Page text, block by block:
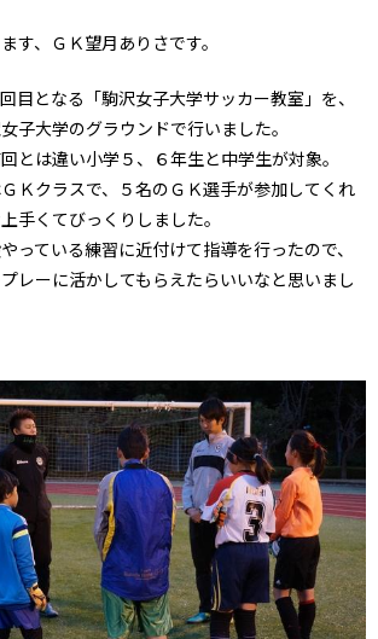
す、ＧＫ望月ありさです。
目となる「駒沢女子大学サッカー教室」を、
子大学のグラウンドで行いました。
とは違い小学５、６年生と中学生が対象。
Ｋクラスで、５名のＧＫ選手が参加してくれ
手くてびっくりしました。
っている練習に近付けて指導を行ったので、
レーに活かしてもらえたらいいなと思いまし